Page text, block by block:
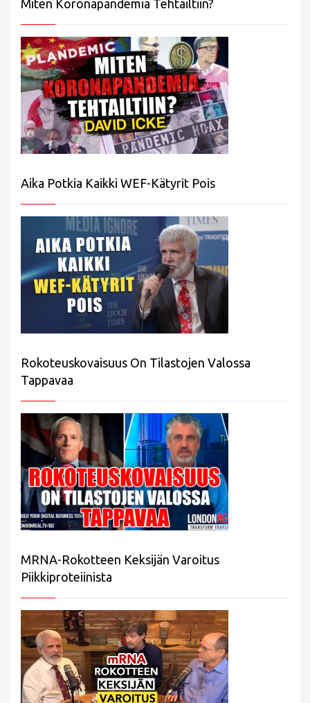
Miten Koronapandemia Tehtailtiin?
Aika Potkia Kaikki WEF-Kätyrit Pois
Rokoteuskovaisuus On Tilastojen Valossa
Tappavaa
MRNA-Rokotteen Keksijän Varoitus
Piikkiproteiinista